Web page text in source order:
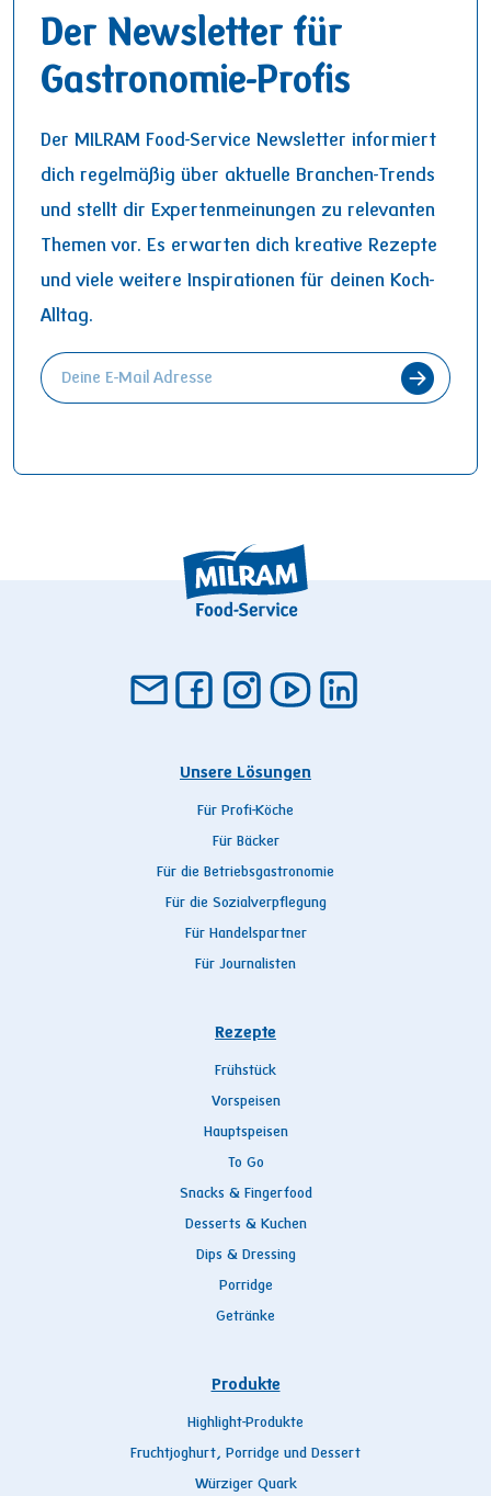
Der Newsletter für
Gastronomie-Profis
Der MILRAM Food-Service Newsletter informiert
dich regelmäßig über aktuelle Branchen-Trends
und stellt dir Expertenmeinungen zu relevanten
Themen vor. Es erwarten dich kreative Rezepte
und viele weitere Inspirationen für deinen Koch-
Alltag.
Unsere Lösungen
Für Profi-Köche
Für Bäcker
Für die Betriebsgastronomie
Für die Sozialverpflegung
Für Handelspartner
Für Journalisten
Rezepte
Frühstück
Vorspeisen
Hauptspeisen
To Go
Snacks & Fingerfood
Desserts & Kuchen
Dips & Dressing
Porridge
Getränke
Produkte
Highlight-Produkte
Fruchtjoghurt, Porridge und Dessert
Würziger Quark